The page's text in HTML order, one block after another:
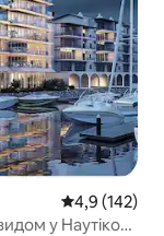
Середня
4,9 (142)
у Наутіко-